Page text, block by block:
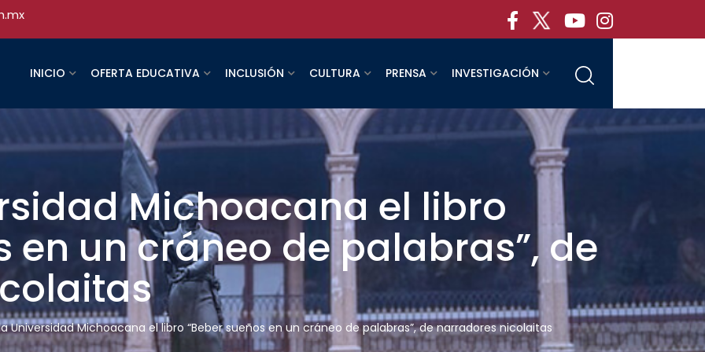
INICIO OFERTA EDUCATIVA INCLUSIÓN CULTURA PRENSA INVESTIGACIÓN
Michoacana el libro
en un cráneo de palabras”, de
Universidad Michoacana el libro “Beber sueños en un cráneo de palabras”, de narradores nicolaitas